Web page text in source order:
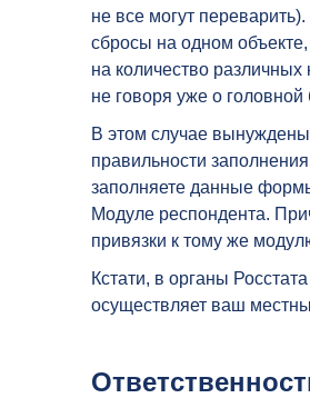
не все могут
сбросы на одном
на количество
не говоря уже о
В этом случае
правильности
заполняете данные
Модуле респондента.
привязки к тому же
Кстати, в органы
осуществляет ваш